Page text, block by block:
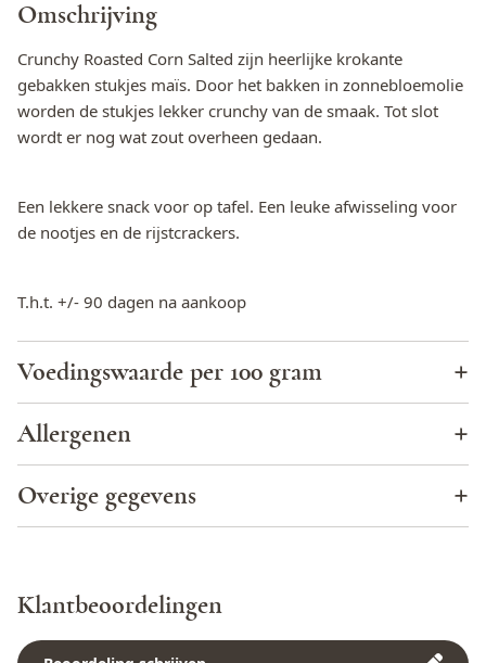
Omschrijving
Crunchy Roasted Corn Salted zijn heerlijke krokante
gebakken stukjes maïs. Door het bakken in zonnebloemolie
worden de stukjes lekker crunchy van de smaak. Tot slot
wordt er nog wat zout overheen gedaan.
Een lekkere snack voor op tafel. Een leuke afwisseling voor
de nootjes en de rijstcrackers.
T.h.t. +/- 90 dagen na aankoop
Voedingswaarde per 100 gram
Energie (KJ)
Energie (kcal) 441
Totaal vet
Enkelvoudig onverzadigd vet
Meervoudig onverzadigd vet 10,4 g
Allergenen
Cacao
Eieren Nee
Glutenbevattende granen
Overige gegevens
Land van herkomst
Ingrediënten
Maïs, Zonnebloem olie, Zout
Klantbeoordelingen